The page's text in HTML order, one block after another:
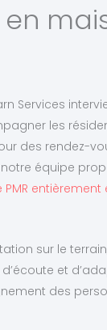
Services
les
des rendez-
équipe
PMR entièrement
sur le
et
des